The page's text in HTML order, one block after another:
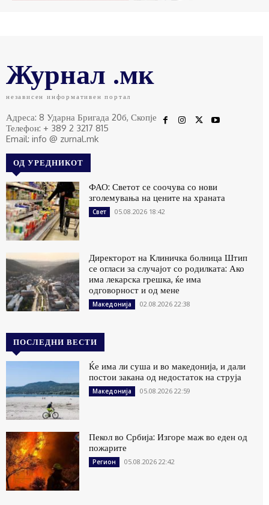
Журнал .мк
независен информативен портал
Адреса: 8 Ударна Бригада 20б, Скопје
Телефон: + 389 2 3217 815
Email: info @ zurnal.mk
ОД УРЕДНИКОТ
ФАО: Светот се соочува со нови
зголемувања на цените на храната
Свет 05.08.2026 18:42
Директорот на Клиничка болница Штип
се огласи за случајот со родилката: Ако
има лекарска грешка, ќе има
одговорност и од мене
Македонија 02.08.2026 22:38
ПОСЛЕДНИ ВЕСТИ
Ќе има ли суша и во македонија, и дали
постои закана од недостаток на струја
Македонија 05.08.2026 22:59
Пекол во Србија: Изгоре маж во еден од
пожарите
Регион 05.08.2026 22:42